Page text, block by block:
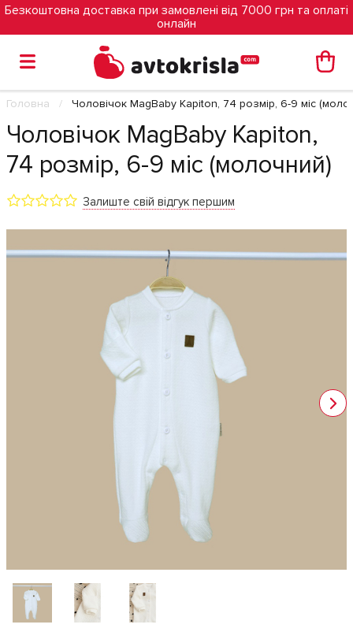
Безкоштовна доставка при замовлені від 7000 грн та оплаті
онлайн
Головна Чоловічок MagBaby Kapiton, 74 розмір, 6-9 міс
Чоловічок MagBaby Kapiton,
74 розмір, 6-9 міс (молочний)
Залиште свій відгук першим